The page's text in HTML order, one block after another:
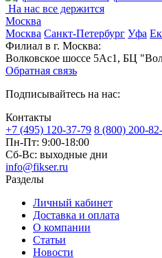
На нас все держится
Москва
Москва Санкт-Петербург Уфа
Филиал в г. Москва:
Волковское шоссе 5Ас1, БЦ
Обратная связь
Подписывайтесь на нас:
Контакты
+7 (495) 120-37-79 8 (800) 200-
Пн-Пт: 9:00-18:00
Сб-Вс: выходные дни
info@fikser.ru
Разделы
Личный кабинет
Доставка и оплата
О компании
Статьи
Новости